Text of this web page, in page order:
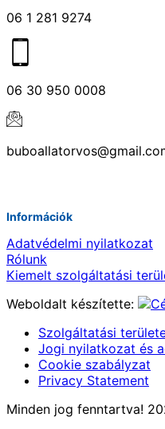
06 1 281 9274
06 30 950 0008
Információk
Adatvédelmi nyilatkozat
Rólunk
Kiemelt szolgáltatási
Weboldalt készítette:
Szolgáltatási
Jogi nyilatkozat és
Cookie szabályzat
Privacy Statement
Minden jog fenntartva!